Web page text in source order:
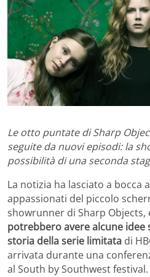
Le otto puntate di Sharp
seguite da nuovi episodi: la
possibilità di una seconda
La notizia ha lasciato a bocca
appassionati del piccolo
showrunner di Sharp Objects,
potrebbero avere alcune idee
storia della serie limitata di
arrivata durante una
al South by Southwest festival.